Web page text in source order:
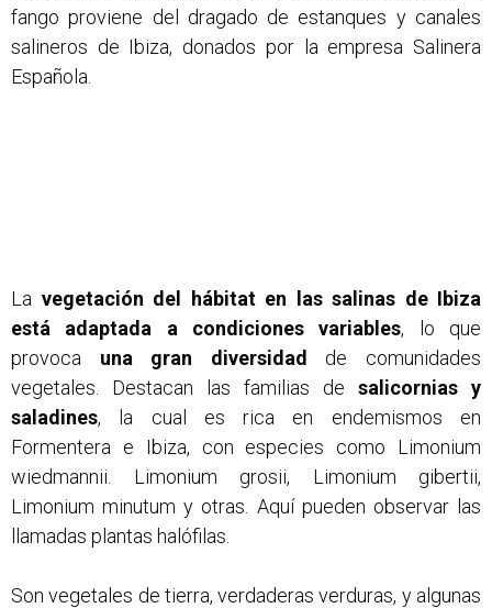
fango proviene del dragado de estanques y canales
salineros de Ibiza, donados por la empresa Salinera
Española.
La vegetación del hábitat en las salinas de Ibiza
está adaptada a condiciones variables, lo que
provoca una gran diversidad de comunidades
vegetales. Destacan las familias de salicornias y
saladines, la cual es rica en endemismos en
Formentera e Ibiza, con especies como Limonium
wiedmannii. Limonium grosii, Limonium gibertii,
Limonium minutum y otras. Aquí pueden observar las
llamadas plantas halófilas.
Son vegetales de tierra, verdaderas verduras, y algunas